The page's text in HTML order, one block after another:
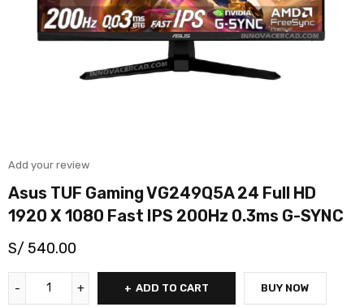
Add your review
Asus TUF Gaming VG249Q5A 24 Full HD
1920 X 1080 Fast IPS 200Hz 0.3ms G-SYNC
S/ 540.00
ADD TO CART BUY NOW